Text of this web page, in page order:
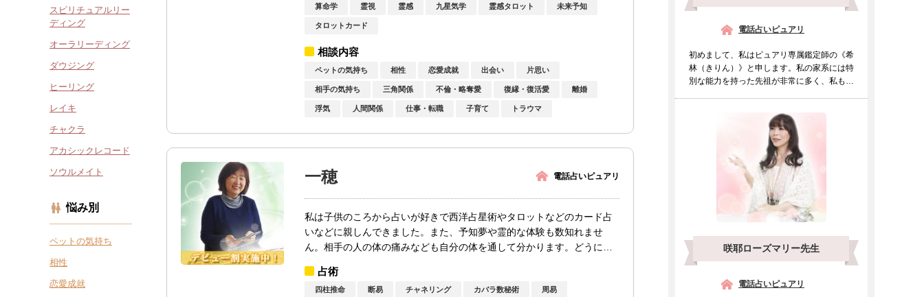
算命学 霊視 霊感 九星気学 霊感タロット 未来予知
タロットカード
相談内容
ペットの気持ち 相性 恋愛成就 出会い 片思い
相手の気持ち 三角関係 不倫・略奪愛 復縁・復活愛 離婚
浮気 人間関係 仕事・転職 子育て トラウマ
電話占いピュアリ
一穂
私は子供のころから占いが好きで西洋占星術やタロットなどのカード占
いなどに親しんできました。また、予知夢や霊的な体験も数知れませ
ん。相手の人の体の痛みなども自分の体を通して分かります。どうにか
占術
四柱推命 断易 チャネリング カバラ数秘術 周易
電話占いピュアリ
初めまして、私はピュアリ専属鑑定師の《希
林（きりん）》と申します。私の家系には特
別な能力を持った先祖が非常に多く、私も幼
咲耶ローズマリー先生
電話占いピュアリ
スピリチュアルリー
ディング
オーラリーディング
ダウジング
ヒーリング
レイキ
チャクラ
アカシックレコード
ソウルメイト
悩み別
ペットの気持ち
相性
恋愛成就